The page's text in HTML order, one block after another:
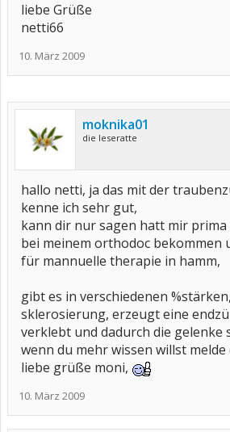
liebe Grüße
netti66
10. März 2009
moknika01
die leseratte
hallo netti, ja das mit der
kenne ich sehr gut,
kann dir nur sagen hatt mir
bei meinem orthodoc bekommen
für mannuelle therapie in hamm,
gibt es in verschiedenen
sklerosierung, erzeugt eine
verklebt und dadurch die gelenke
wenn du mehr wissen willst
liebe grüße moni,
10. März 2009